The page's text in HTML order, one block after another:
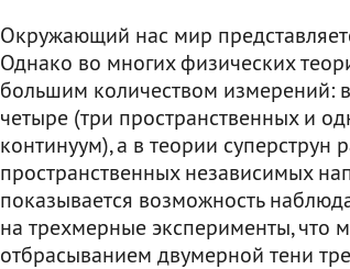
Окружающий нас мир
Однако во многих физических
большим количеством измерений:
четыре (три пространственных и
континуум), а в теории суперструн
пространственных независимых
показывается возможность
на трехмерные эксперименты, что
отбрасыванием двумерной тени